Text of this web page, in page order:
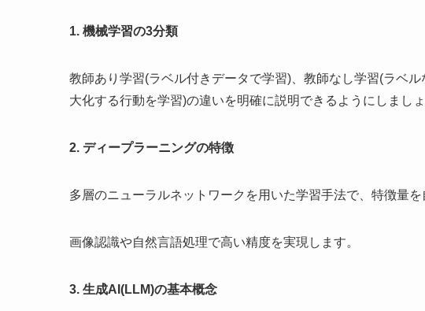
1. 機械学習の3分類
教師あり学習(ラベル付きデータで学習)、教師なし学習(ラベ
大化する行動を学習)の違いを明確に説明できるようにしましょ
2. ディープラーニングの特徴
多層のニューラルネットワークを用いた学習手法で、特徴量
画像認識や自然言語処理で高い精度を実現します。
3. 生成AI(LLM)の基本概念